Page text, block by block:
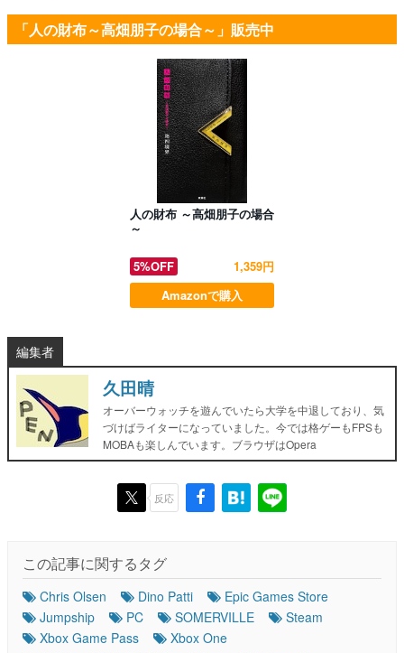
「人の財布～高畑朋子の場合～」販売中
人の財布 ～高畑朋子の場合
～
5%OFF
1,359円
Amazonで購入
編集者
久田晴
オーバーウォッチを遊んでいたら大学を中退しており、気
づけばライターになっていました。今では格ゲーもFPSも
MOBAも楽しんでいます。ブラウザはOpera
反応
この記事に関するタグ
Chris Olsen Dino Patti
Epic Games Store
Jumpship
PC SOMERVILLE
Steam
Xbox Game Pass
Xbox One